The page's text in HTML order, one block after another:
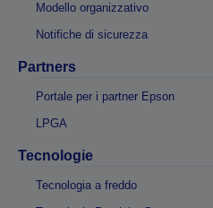
Modello organizzativo
Notifiche di sicurezza
Partners
Portale per i partner Epson
LPGA
Tecnologie
Tecnologia a freddo